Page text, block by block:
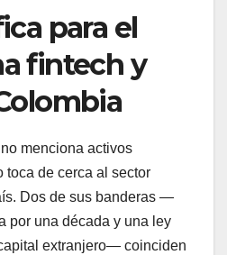
para el
fintech y
menciona activos
toca de cerca al sector
Dos de sus banderas —
por una década y una ley
extranjero— coinciden